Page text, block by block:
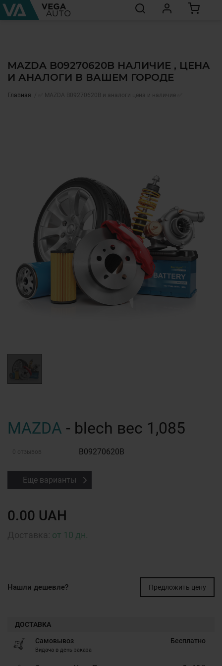
MAZDA B09270620B НАЛИЧИЕ , ЦЕНА
И АНАЛОГИ В ВАШЕМ ГОРОДЕ
Главная ✅ MAZDA B09270620B и аналоги цена и наличие ✅
MAZDA - blech вес 1,085
0 отзывов B09270620B
Еще варианты
0.00 UAH
от 10 дн.
Нашли дешевле? Предложить цену
ДОСТАВКА
Самовывоз
Видача в день заказа
Бесплатно